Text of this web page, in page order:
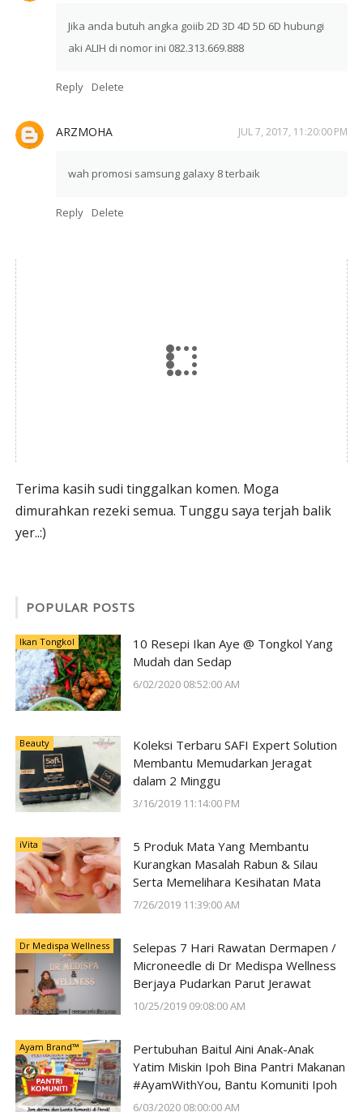
Jika anda butuh angka goiib 2D 3D 4D 5D 6D hubungi
aki ALIH di nomor ini 082.313.669.888
Reply Delete
ARZMOHA JUL 7, 2017, 11:20:00 PM
wah promosi samsung galaxy 8 terbaik
Reply Delete
Terima kasih sudi tinggalkan komen. Moga
dimurahkan rezeki semua. Tunggu saya terjah balik
yer..:)
POPULAR POSTS
Ikan Tongkol
10 Resepi Ikan Aye @ Tongkol Yang
Mudah dan Sedap
6/02/2020 08:52:00 AM
Beauty
Koleksi Terbaru SAFI Expert Solution
Membantu Memudarkan Jeragat
dalam 2 Minggu
3/16/2019 11:14:00 PM
iVita
5 Produk Mata Yang Membantu
Kurangkan Masalah Rabun & Silau
Serta Memelihara Kesihatan Mata
7/26/2019 11:39:00 AM
Dr Medispa Wellness
Selepas 7 Hari Rawatan Dermapen /
Microneedle di Dr Medispa Wellness
Berjaya Pudarkan Parut Jerawat
10/25/2019 09:08:00 AM
Ayam Brand™
Pertubuhan Baitul Aini Anak-Anak
Yatim Miskin Ipoh Bina Pantri Makanan
#AyamWithYou, Bantu Komuniti Ipoh
6/03/2020 08:00:00 AM